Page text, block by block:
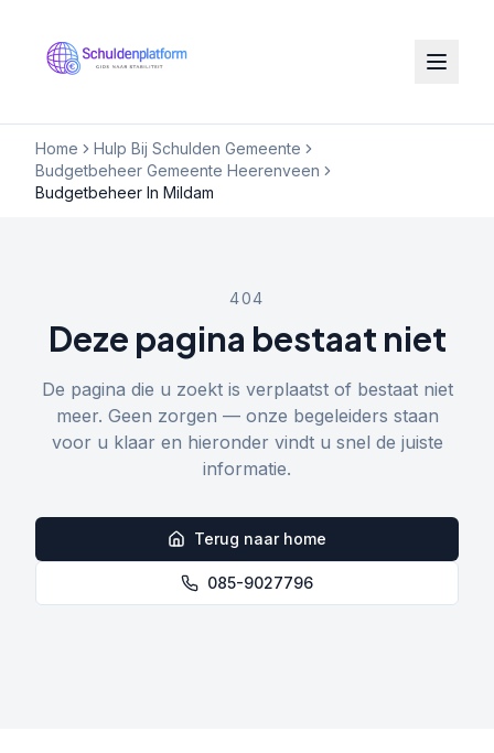
Home
Hulp Bij Schulden Gemeente
Budgetbeheer Gemeente Heerenveen
Budgetbeheer In Mildam
404
Deze pagina bestaat niet
De pagina die u zoekt is verplaatst of bestaat niet
meer. Geen zorgen — onze begeleiders staan
voor u klaar en hieronder vindt u snel de juiste
informatie.
Terug naar home
085-9027796